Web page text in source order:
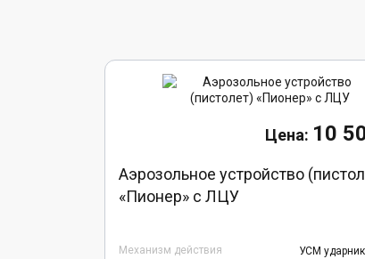
10
Аэрозольное устройство
«Пионер» с ЛЦУ
Механизм действия
УСМ